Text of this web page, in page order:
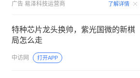
广告 易泽科技运营商 了解详情
特种芯片龙头换帅，紫光国微的新棋
局怎么走
中访网 打开APP